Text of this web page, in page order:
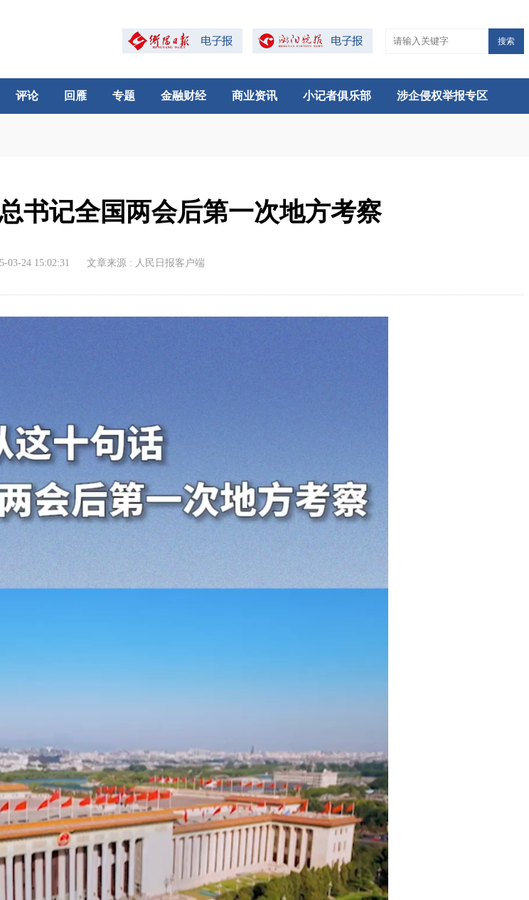
搜索
评论 回雁 专题 金融财经 商业资讯 小记者俱乐部 涉企侵权举报专区
书记全国两会后第一次地方考察
03-24 15:02:31 文章来源 : 人民日报客户端